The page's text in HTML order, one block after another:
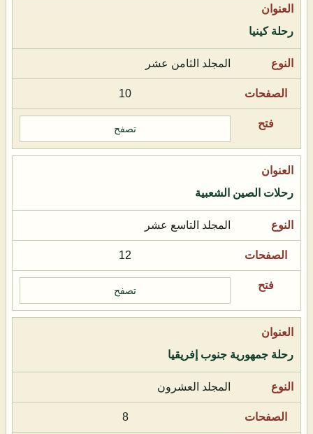
رحلة كينيا
المجلد الثامن عشر
10
تصفح
رحلات الصين الشعبية
المجلد التاسع عشر
12
تصفح
رحلة جمهورية جنوب إفريقيا
المجلد العشرون
8